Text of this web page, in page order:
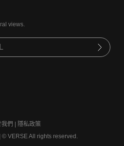
views.
我們
隱私政策
© VERSE All rights reserved.